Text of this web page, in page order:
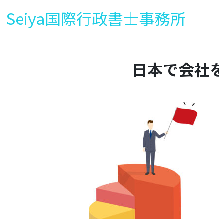
Seiya国際行政書士事務所
日本で会社